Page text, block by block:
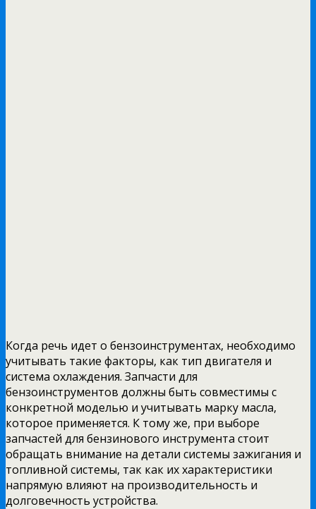
Когда речь идет о бензоинструментах, необходимо
учитывать такие факторы, как тип двигателя и
система охлаждения. Запчасти для
бензоинструментов должны быть совместимы с
конкретной моделью и учитывать марку масла,
которое применяется. К тому же, при выборе
запчастей для бензинового инструмента стоит
обращать внимание на детали системы зажигания и
топливной системы, так как их характеристики
напрямую влияют на производительность и
долговечность устройства.